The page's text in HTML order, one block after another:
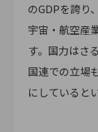
のGDPを誇り
宇宙・航空産
す。国力はさ
国連での立場
にしていると